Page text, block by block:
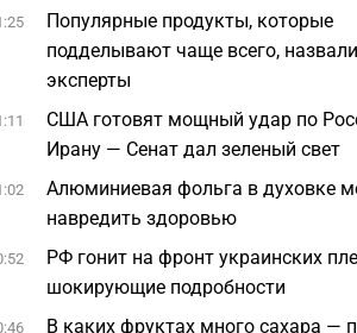
Популярные продукты, которые
подделывают чаще всего, назвали
эксперты
США готовят мощный удар по
Ирану — Сенат дал зеленый свет
Алюминиевая фольга в духовке
навредить здоровью
РФ гонит на фронт украинских
шокирующие подробности
В каких фруктах много сахара —